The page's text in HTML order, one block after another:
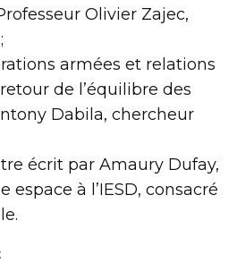
Olivier Zajec,
armées et relations
de l’équilibre des
Dabila, chercheur
écrit par Amaury Dufay,
espace à l’IESD, consacré